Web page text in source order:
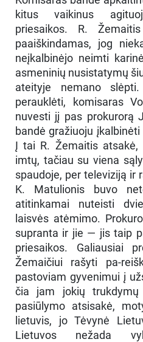
kitus vaikinus
priesaikos. R.
paaiškindamas, jog
neįkalbinėjo neimti
asmeninių nusistatymų
ateityje nemano
perauklėti, komisaras
nuvesti jį pas prokurorą
bandė gražiuoju
Į tai R. Žemaitis atsakė,
imtų, tačiau su viena
spaudoje, per televiziją ir
K. Matulionis buvo
atitinkamai nuteisti
laisvės atėmimo.
supranta ir jie — jis taip
priesaikos. Galiausiai
Žemaičiui rašyti pa-
pastoviam gyvenimui į
čia jam jokių
pasiūlymo atsisakė,
lietuvis, jo Tėvynė
Lietuvos nežada